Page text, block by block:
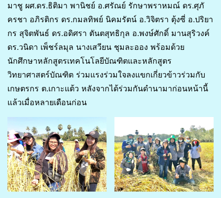
มาชู ผศ.ดร.ธิติมา พานิชย์ อ.ศรัณย์ รักษาพราหมณ์ ดร.ศุภั
ครชา อภิรติกร ดร.กมลทิพย์ นิคมรัตน์ อ.วิจิตรา ตุ้งซี่ อ.ปริยา
กร สุจิตพันธ์ ดร.อดิศรา ตันตสุทธิกุล อ.พงษ์ศักดิ์ มานสุริวงค์
ดร.วนิดา เพ็ชร์ลมุล นางเสวียน ชุมละออง พร้อมด้วย
นักศึกษาหลักสูตรเทคโนโลยีบัณฑิตและหลักสูตร
วิทยาศาสตร์บัณฑิต ร่วมแรงร่วมใจลงแขกเกี่ยวข้าวร่วมกับ
เกษตรกร ต.เกาะแต้ว หลังจากได้ร่วมกันดำนามาก่อนหน้านี้
แล้วเมื่อหลายเดือนก่อน